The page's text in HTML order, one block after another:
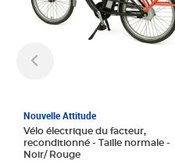
Nouvelle Attitude
Vélo électrique du facteur,
reconditionné - Taille normale -
Noir/ Rouge